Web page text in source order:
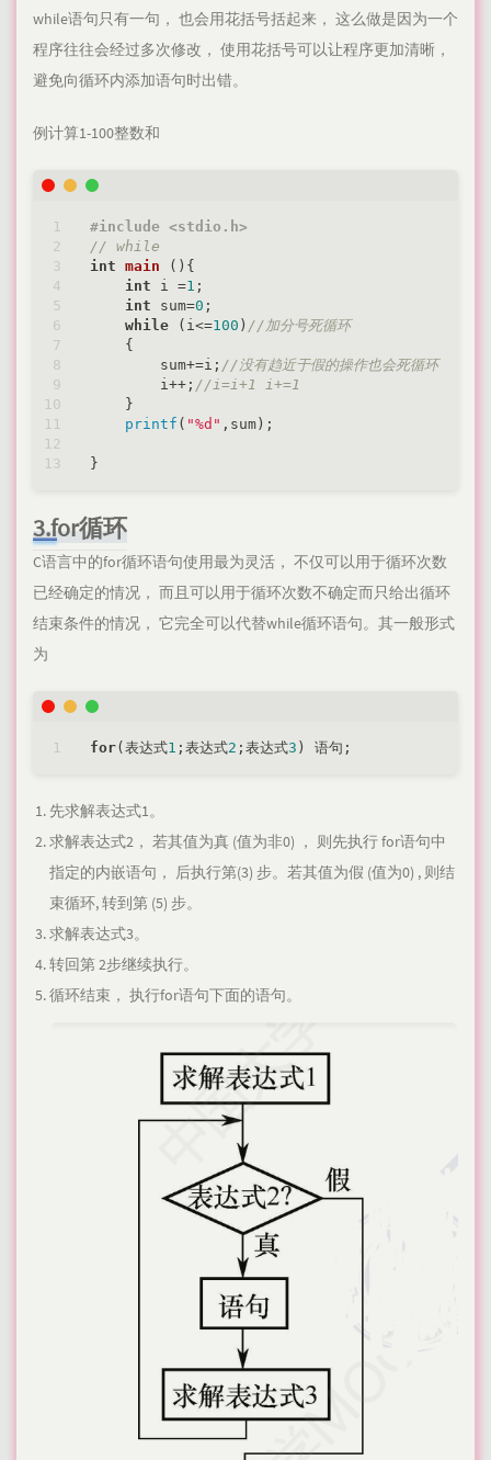
while语句只有一句， 也会用花括号括起来， 这么做是因为一个
程序往往会经过多次修改， 使用花括号可以让程序更加清晰，
避免向循环内添加语句时出错。
例计算1-100整数和
#include <stdio.h>
// while
int main () {
int i =1 ;
int sum=0 ;
while (i<=100 ) //加分号死循环
    {
        sum+=i;
//没有趋近于假的操作也会死循环
        i++;
//i=i+1 i+=1
    }
printf ( "%d" ,sum);
3.for循环
C语言中的for循环语句使用最为灵活， 不仅可以用于循环次数
已经确定的情况， 而且可以用于循环次数不确定而只给出循环
结束条件的情况， 它完全可以代替while循环语句。其一般形式
为
for(表达式1 ;表达式2 ;表达式3
先求解表达式1。
求解表达式2， 若其值为真 (值为非0) ， 则先执行 for语句中
指定的内嵌语句， 后执行第(3) 步。若其值为假 (值为0) , 则结
束循环, 转到第 (5) 步。
求解表达式3。
转回第 2步继续执行。
循环结束， 执行for语句下面的语句。